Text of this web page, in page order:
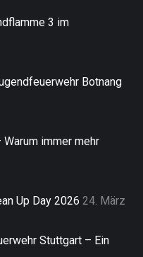
3 im
Botnang
immer mehr
Up Day 2026 24. März
Stuttgart – Ein